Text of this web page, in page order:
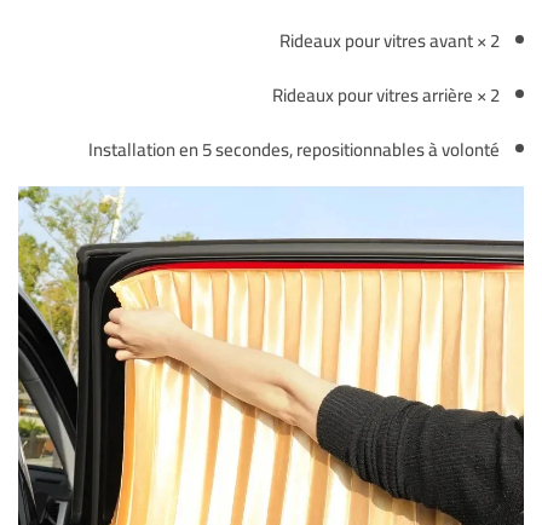
2 × Rideaux pour vitres avant
2 × Rideaux pour vitres arrière
Installation en 5 secondes, repositionnables à volonté